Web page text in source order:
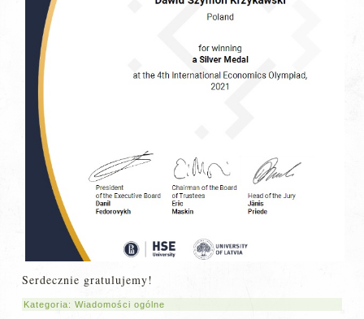
Serdecznie gratulujemy!
Kategoria:Wiadomości ogólne